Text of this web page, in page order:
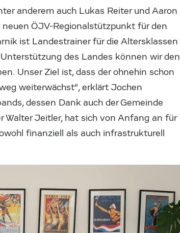
anderem auch Lukas Reiter und Aaron
ÖJV-Regionalstützpunkt für den
ist Landestrainer für die Altersklassen
des Landes können wir den
Unser Ziel ist, dass der ohnehin schon
weiterwächst“, erklärt Jochen
dessen Dank auch der Gemeinde
Walter Jeitler, hat sich von Anfang an für
finanziell als auch infrastrukturell